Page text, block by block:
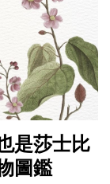
是莎士比
圖鑑